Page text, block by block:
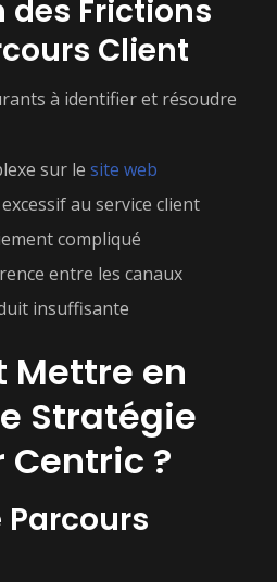
des Frictions
Client
à identifier et résoudre
sur le site web
au service client
compliqué
entre les canaux
insuffisante
Mettre en
Stratégie
?